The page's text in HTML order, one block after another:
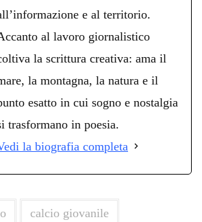
e al territorio.
al lavoro giornalistico
la scrittura creativa: ama il
la montagna, la natura e il
esatto in cui sogno e nostalgia
trasformano in poesia.
la biografia completa
calcio giovanile